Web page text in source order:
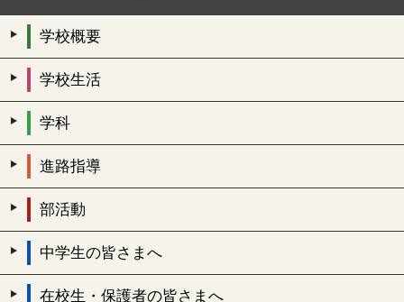
学校概要
学校生活
学科
進路指導
部活動
中学生の皆さまへ
在校生・保護者の皆さまへ